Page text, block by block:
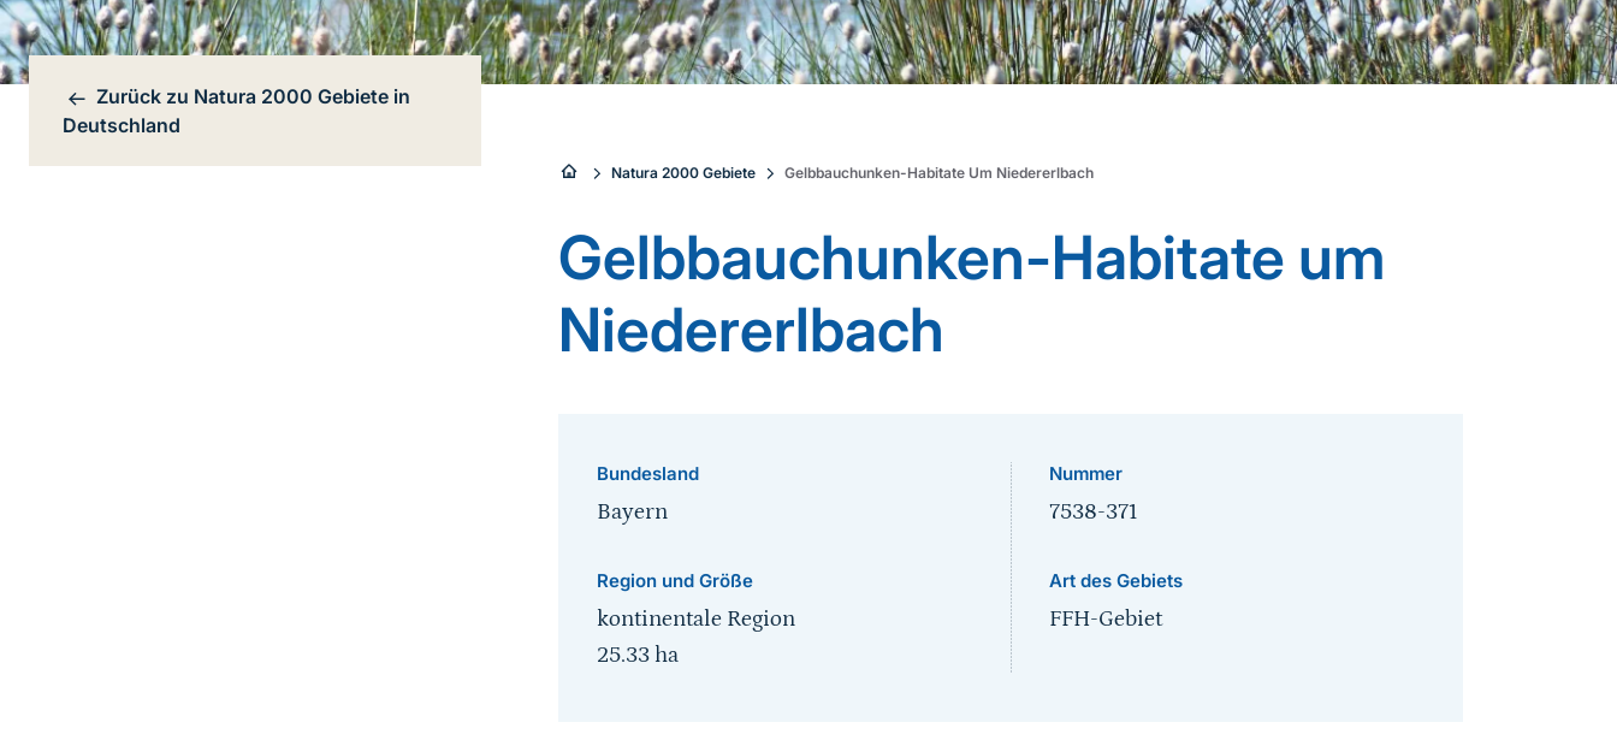
Bereichsnavigation
Zurück zu Natura 2000 Gebiete in
Deutschland
Sie
sind
hier:
Natura 2000 Gebiete Gelbbauchunken-Habitate Um Niedererlbach
Gelbbauchunken-Habitate um
Niedererlbach
Bundesland
Bayern
Region und Größe
kontinentale Region
25.33ha
Nummer
7538-371
Art des Gebiets
FFH-Gebiet